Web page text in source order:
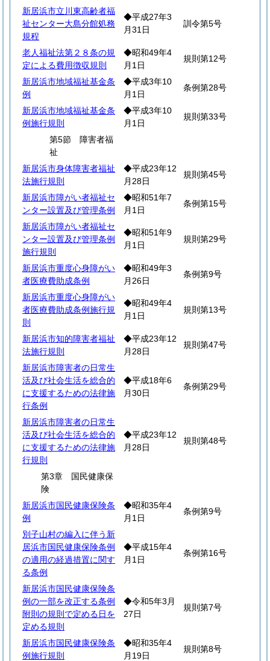
新居浜市立川東高齢者福
祉センター大島分館処務
規程
◆平成27年3
月31日
訓令第5号
老人福祉法第２８条の規
定による費用徴収規則
◆昭和49年4
月1日
規則第12号
新居浜市地域福祉基金条
例
◆平成3年10
月1日
条例第28号
新居浜市地域福祉基金条
例施行規則
◆平成3年10
月1日
規則第33号
第5節 障害者福
祉
新居浜市身体障害者福祉
法施行規則
◆平成23年12
月28日
規則第45号
新居浜市障がい者福祉セ
ンター設置及び管理条例
◆昭和51年7
月1日
条例第15号
新居浜市障がい者福祉セ
ンター設置及び管理条例
施行規則
◆昭和51年9
月1日
規則第29号
新居浜市重度心身障がい
者医療費助成条例
◆昭和49年3
月26日
条例第9号
新居浜市重度心身障がい
者医療費助成条例施行規
則
◆昭和49年4
月1日
規則第13号
新居浜市知的障害者福祉
法施行規則
◆平成23年12
月28日
規則第47号
新居浜市障害者の日常生
活及び社会生活を総合的
に支援するための法律施
行条例
◆平成18年6
月30日
条例第29号
新居浜市障害者の日常生
活及び社会生活を総合的
に支援するための法律施
行規則
◆平成23年12
月28日
規則第48号
第3章 国民健康保
険
新居浜市国民健康保険条
例
◆昭和35年4
月1日
条例第9号
別子山村の編入に伴う新
居浜市国民健康保険条例
の適用の経過措置に関す
る条例
◆平成15年4
月1日
条例第16号
新居浜市国民健康保険条
例の一部を改正する条例
附則の規則で定める日を
定める規則
◆令和5年3月
27日
規則第7号
新居浜市国民健康保険条
例施行規則
◆昭和35年4
月19日
規則第8号